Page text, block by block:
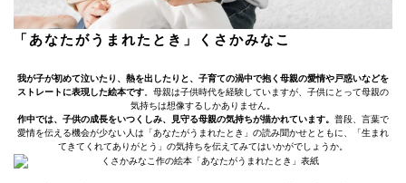
「あなたがうまれたとき」くさかみなこ
我が子が初めて泣いたり、熱を出したりと、子育ての渦中で抱く母親の愛情や戸惑いなどを
ストレートに表現した絵本です 。母親は子供時代を経験していますが、子供にとって母親の
気持ちは想像するしかありません。
作中では、子供の成長をいつくしみ、見守る母親の気持ちが描かれています。 普段、言葉で
愛情を伝える機会が少ない人は「あなたがうまれたとき」の読み聞かせとともに、「生まれ
てきてくれてありがとう」の気持ちを伝えてみてはいかがでしょうか。